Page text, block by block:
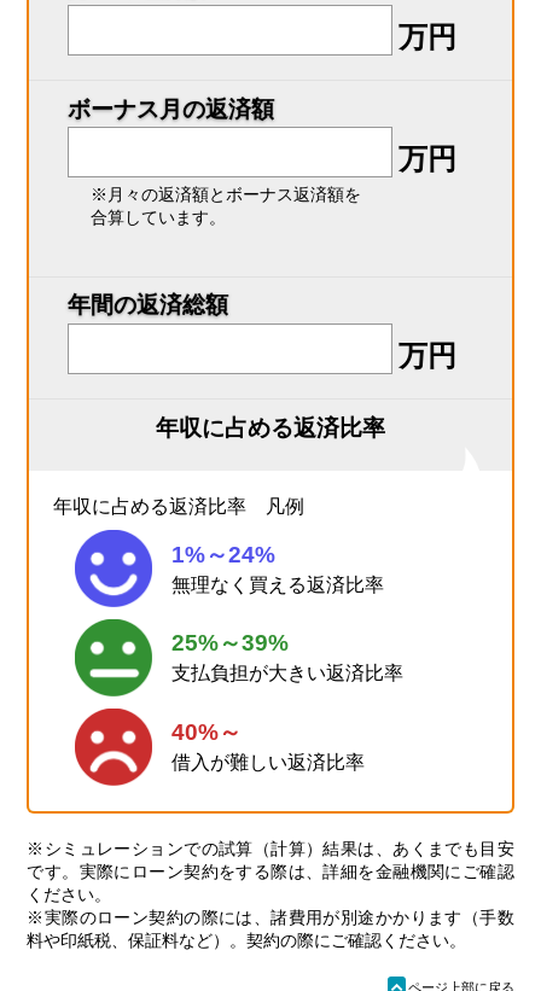
万円
ボーナス月の返済額
万円
※月々の返済額とボーナス返済額を
合算しています。
年間の返済総額
万円
年収に占める返済比率
年収に占める返済比率 凡例
1%～24%
無理なく買える返済比率
25%～39%
支払負担が大きい返済比率
40%～
借入が難しい返済比率
※シミュレーションでの試算（計算）結果は、あくまでも目安
です。実際にローン契約をする際は、詳細を金融機関にご確認
ください。
※実際のローン契約の際には、諸費用が別途かかります（手数
料や印紙税、保証料など）。契約の際にご確認ください。
ü ページ上部に戻る